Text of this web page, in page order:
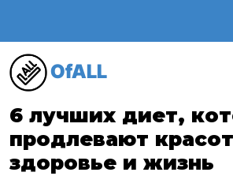
OfALL
6 лучших диет,
продлевают
здоровье и жизнь